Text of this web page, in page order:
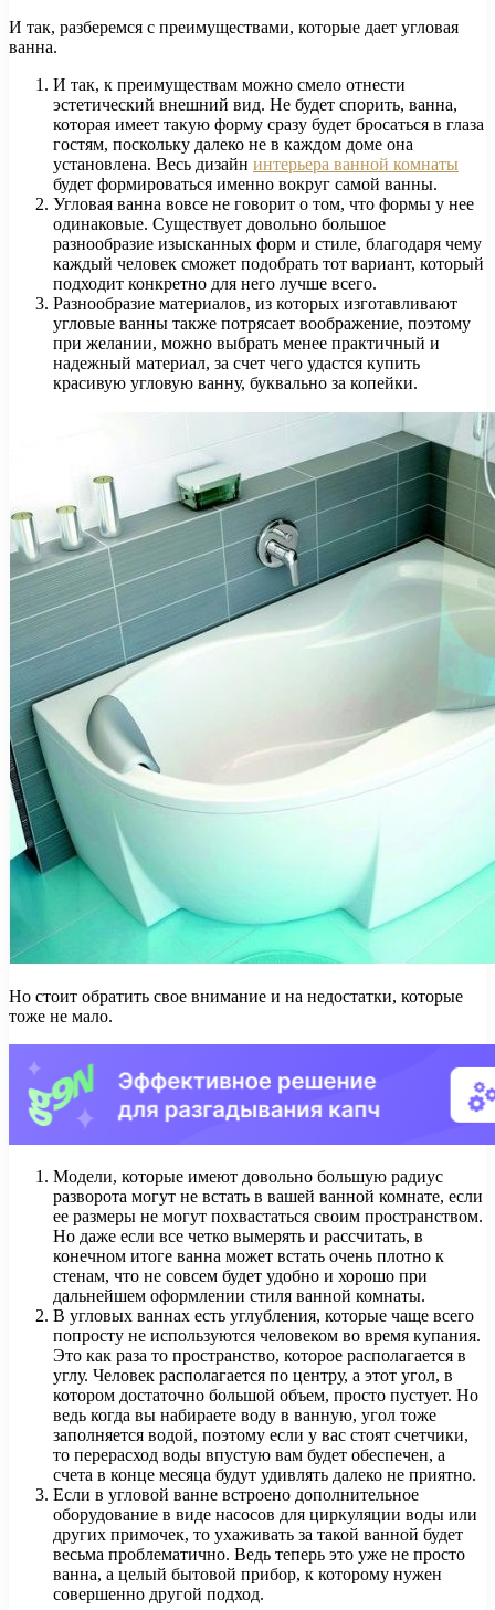
И так, разберемся с преимуществами, которые дает угловая
ванна.
И так, к преимуществам можно смело отнести
эстетический внешний вид. Не будет спорить, ванна,
которая имеет такую форму сразу будет бросаться в глаза
гостям, поскольку далеко не в каждом доме она
установлена. Весь дизайн интерьера ванной комнаты
будет формироваться именно вокруг самой ванны.
Угловая ванна вовсе не говорит о том, что формы у нее
одинаковые. Существует довольно большое
разнообразие изысканных форм и стиле, благодаря чему
каждый человек сможет подобрать тот вариант, который
подходит конкретно для него лучше всего.
Разнообразие материалов, из которых изготавливают
угловые ванны также потрясает воображение, поэтому
при желании, можно выбрать менее практичный и
надежный материал, за счет чего удастся купить
красивую угловую ванну, буквально за копейки.
Но стоит обратить свое внимание и на недостатки, которые
тоже не мало.
Модели, которые имеют довольно большую радиус
разворота могут не встать в вашей ванной комнате, если
ее размеры не могут похвастаться своим пространством.
Но даже если все четко вымерять и рассчитать, в
конечном итоге ванна может встать очень плотно к
стенам, что не совсем будет удобно и хорошо при
дальнейшем оформлении стиля ванной комнаты.
В угловых ваннах есть углубления, которые чаще всего
попросту не используются человеком во время купания.
Это как раза то пространство, которое располагается в
углу. Человек располагается по центру, а этот угол, в
котором достаточно большой объем, просто пустует. Но
ведь когда вы набираете воду в ванную, угол тоже
заполняется водой, поэтому если у вас стоят счетчики,
то перерасход воды впустую вам будет обеспечен, а
счета в конце месяца будут удивлять далеко не приятно.
Если в угловой ванне встроено дополнительное
оборудование в виде насосов для циркуляции воды или
других примочек, то ухаживать за такой ванной будет
весьма проблематично. Ведь теперь это уже не просто
ванна, а целый бытовой прибор, к которому нужен
совершенно другой подход.